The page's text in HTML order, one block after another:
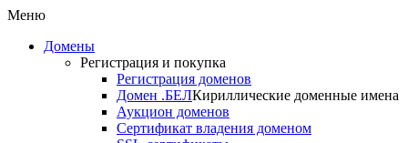
Меню
Домены
Регистрация и покупка
Регистрация доменов
Домен .БЕЛКириллические доменные имена
Аукцион доменов
Сертификат владения доменом